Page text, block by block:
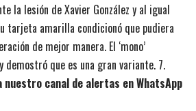
la lesión de Xavier González y al igual
tarjeta amarilla condicionó que pudiera
de mejor manera. El ‘mono’
demostró que es una gran variante. 7.
nuestro canal de alertas en WhatsApp